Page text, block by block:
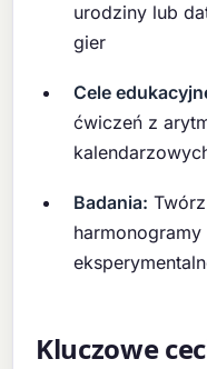
urodziny lub
gier
Cele
ćwiczeń z
Badania:
Kluczowe